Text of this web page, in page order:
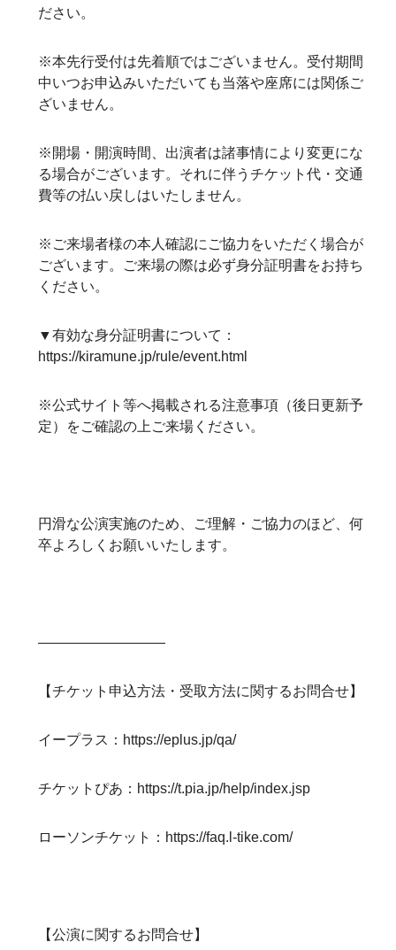
ださい。
※本先行受付は先着順ではございません。受付期間
中いつお申込みいただいても当落や座席には関係ご
ざいません。
※開場・開演時間、出演者は諸事情により変更にな
る場合がございます。それに伴うチケット代・交通
費等の払い戻しはいたしません。
※ご来場者様の本人確認にご協力をいただく場合が
ございます。ご来場の際は必ず身分証明書をお持ち
ください。
▼有効な身分証明書について：
https://kiramune.jp/rule/event.html
※公式サイト等へ掲載される注意事項（後日更新予
定）をご確認の上ご来場ください。
円滑な公演実施のため、ご理解・ご協力のほど、何
卒よろしくお願いいたします。
—————————
【チケット申込方法・受取方法に関するお問合せ】
イープラス： https://eplus.jp/qa/
チケットぴあ： https://t.pia.jp/help/index.jsp
ローソンチケット： https://faq.l-tike.com/
【公演に関するお問合せ】